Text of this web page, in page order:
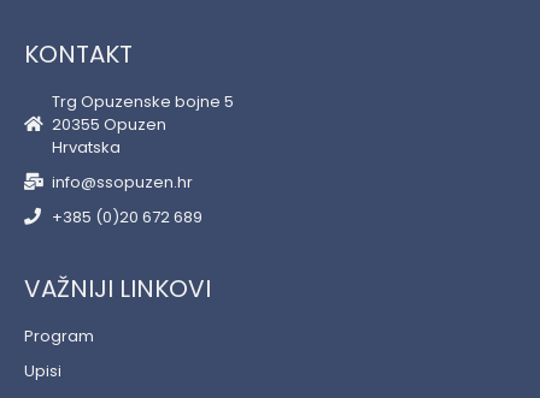
KONTAKT
Trg Opuzenske bojne 5
20355 Opuzen
Hrvatska
info@ssopuzen.hr
+385 (0)20 672 689
VAŽNIJI LINKOVI
Program
Upisi